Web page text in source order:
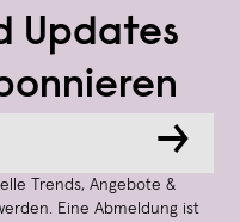
Updates
→
Trends, Angebote &
Eine Abmeldung ist